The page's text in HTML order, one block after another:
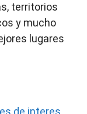
territorios
y mucho
lugares
de interes